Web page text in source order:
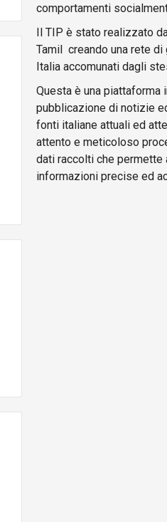
comportamenti
Il TIP è stato realizzato
Tamil creando una rete
Italia accomunati dagli
Questa è una piattaforma
pubblicazione di notizie
fonti italiane attuali ed
attento e meticoloso
dati raccolti che
informazioni precise ed